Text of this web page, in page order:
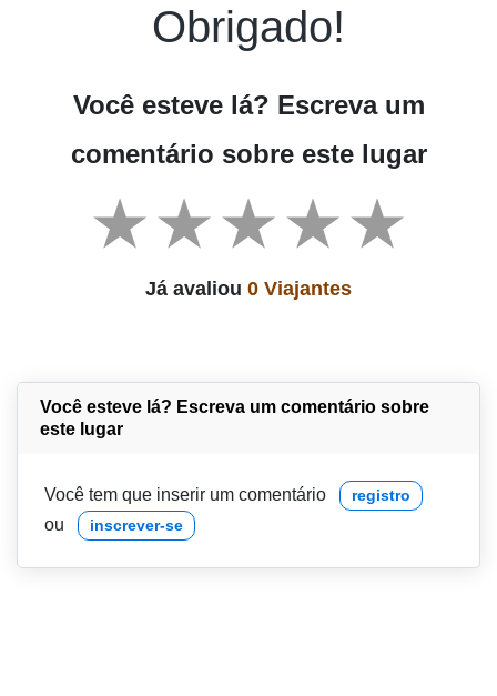
Obrigado!
Você esteve lá? Escreva um
comentário sobre este lugar
Já avaliou 0 Viajantes
Você esteve lá? Escreva um comentário sobre
este lugar
Você tem que inserir um comentário registro
ou inscrever-se